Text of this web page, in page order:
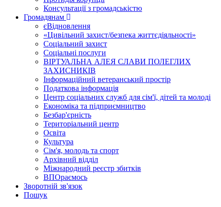
Консультації з громадськістю
Громадянам
єВідновлення
«Цивільний захист/безпека життєдіяльності»
Соціальний захист
Соціальні послуги
ВІРТУАЛЬНА АЛЕЯ СЛАВИ ПОЛЕГЛИХ
ЗАХИСНИКІВ
Інформаційний ветеранський простір
Податкова інформація
Центр соціальних служб для сім'ї, дітей та молоді
Економіка та підприємництво
Безбар'єрність
Територіальний центр
Освіта
Культура
Сім'я, молодь та спорт
Архівний відділ
Міжнародний реєстр збитків
ВПОраємось
Зворотній зв'язок
Пошук